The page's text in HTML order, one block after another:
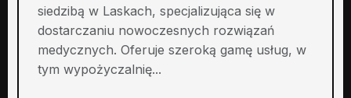
siedzibą w Laskach, specjalizująca się w
dostarczaniu nowoczesnych rozwiązań
medycznych. Oferuje szeroką gamę usług, w
tym wypożyczalnię...